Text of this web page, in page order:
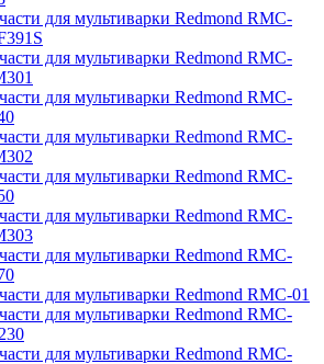
для мультиварки Redmond RMC-
для мультиварки Redmond RMC-
для мультиварки Redmond RMC-
для мультиварки Redmond RMC-
для мультиварки Redmond RMC-
для мультиварки Redmond RMC-
для мультиварки Redmond RMC-
для мультиварки Redmond RMC-01
для мультиварки Redmond RMC-
для мультиварки Redmond RMC-